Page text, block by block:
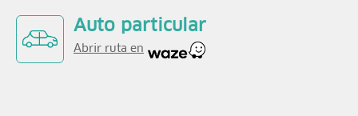
Auto particular
Abrir ruta en